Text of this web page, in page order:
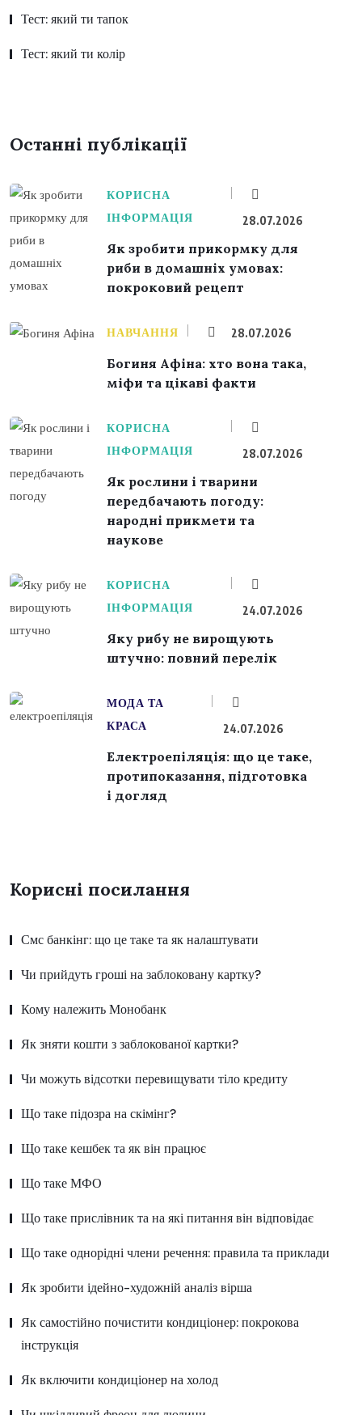
Тест: який ти тапок
Тест: який ти колір
Останні публікації
КОРИСНА
ІНФОРМАЦІЯ
28.07.2026
Як зробити прикормку для
риби в домашніх умовах:
покроковий рецепт
НАВЧАННЯ 28.07.2026
Богиня Афіна: хто вона така,
міфи та цікаві факти
КОРИСНА
ІНФОРМАЦІЯ
28.07.2026
Як рослини і тварини
передбачають погоду:
народні прикмети та
наукове
КОРИСНА
ІНФОРМАЦІЯ
24.07.2026
Яку рибу не вирощують
штучно: повний перелік
МОДА ТА
КРАСА
24.07.2026
Електроепіляція: що це таке,
протипоказання, підготовка
і догляд
Корисні посилання
Смс банкінг: що це таке та як налаштувати
Чи прийдуть гроші на заблоковану картку?
Кому належить Монобанк
Як зняти кошти з заблокованої картки?
Чи можуть відсотки перевищувати тіло кредиту
Що таке підозра на скімінг?
Що таке кешбек та як він працює
Що таке МФО
Що таке прислівник та на які питання він відповідає
Що таке однорідні члени речення: правила та приклади
Як зробити ідейно-художній аналіз вірша
Як самостійно почистити кондиціонер: покрокова
інструкція
Як включити кондиціонер на холод